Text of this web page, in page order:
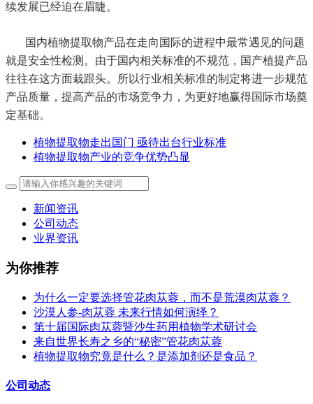
续发展已经迫在眉睫。
国内植物提取物产品在走向国际的进程中最常遇见的问题
就是安全性检测。由于国内相关标准的不规范，国产植提产品
往往在这方面栽跟头。所以行业相关标准的制定将进一步规范
产品质量，提高产品的市场竞争力，为更好地赢得国际市场奠
定基础。
植物提取物走出国门 亟待出台行业标准
植物提取物产业的竞争优势凸显
新闻资讯
公司动态
业界资讯
为你推荐
为什么一定要选择管花肉苁蓉，而不是荒漠肉苁蓉？
沙漠人参-肉苁蓉 未来行情如何演绎？
第十届国际肉苁蓉暨沙生药用植物学术研讨会
来自世界长寿之乡的“秘密”管花肉苁蓉
植物提取物究竟是什么？是添加剂还是食品？
公司动态